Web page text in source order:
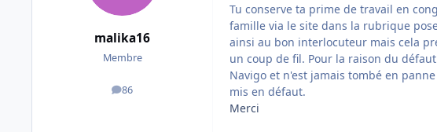
malika16
Membre
86
messages
Tu conserve ta prime de travail en
famille via le site dans la rubrique
ainsi au bon interlocuteur mais cela
un coup de fil. Pour la raison du
Navigo et n'est jamais tombé en
mis en défaut.
Merci